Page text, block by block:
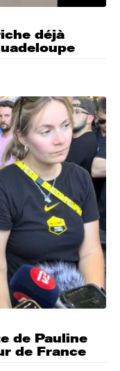
déjà
de Pauline
de France